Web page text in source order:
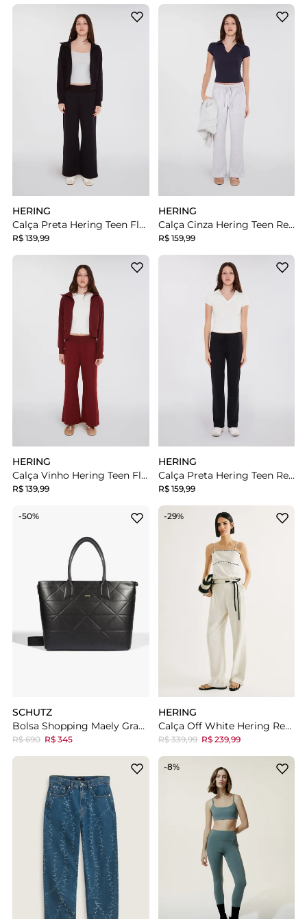
HERING
Calça Preta Hering Teen Flare Cós Alto Com Bordado Hering Teen
R$ 139,99
HERING
Calça Cinza Hering Teen Reta Em Moletinho Com Elástico Hering Teen
R$ 159,99
HERING
Calça Vinho Hering Teen Flare Cós Alto Com Bordado Hering Teen
R$ 139,99
HERING
Calça Preta Hering Teen Reta Em Moletinho Com Elástico Hering Teen
R$ 159,99
-50%
SCHUTZ
Bolsa Shopping Maely Grande Preta
R$ 690 R$ 345
-29%
HERING
Calça Off White Hering Reta Em Viscolinho Com Cinto
R$ 339,99 R$ 239,99
-8%